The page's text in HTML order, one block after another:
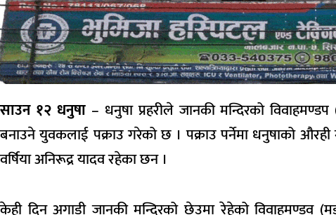
साउन १२ धनुषा– धनुषा प्रहरीले जानकी मन्दिरको
बनाउने युवकलाई पक्राउ गरेको छ । पक्राउ पर्नेमा धनुषाको
वर्षिया अनिरूद्र यादव रहेका छन ।
केही दिन अगाडी जानकी मन्दिरको छेउमा रेहेको विवाहमण्डव